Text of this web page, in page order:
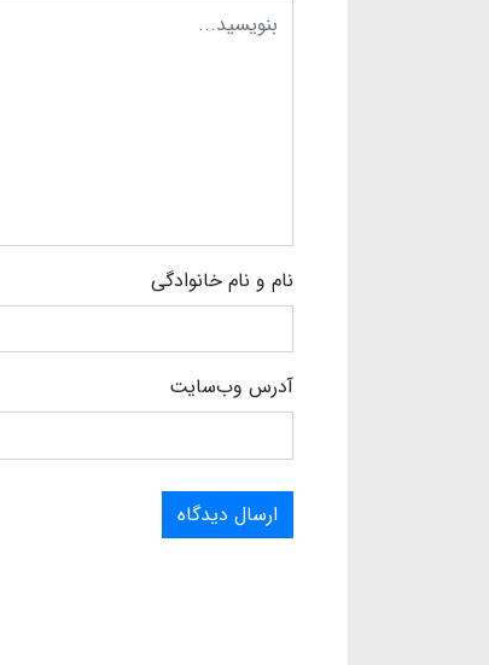
نام و نام خانوادگی
آدرس وب‌سایت
ارسال دیدگاه